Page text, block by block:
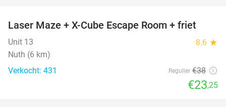
39%
Laser Maze + X-Cube Escape Room + friet
Unit 13 8.6 star
Nuth (6 km)
Verkocht: 431
Regulier €38
€23,25